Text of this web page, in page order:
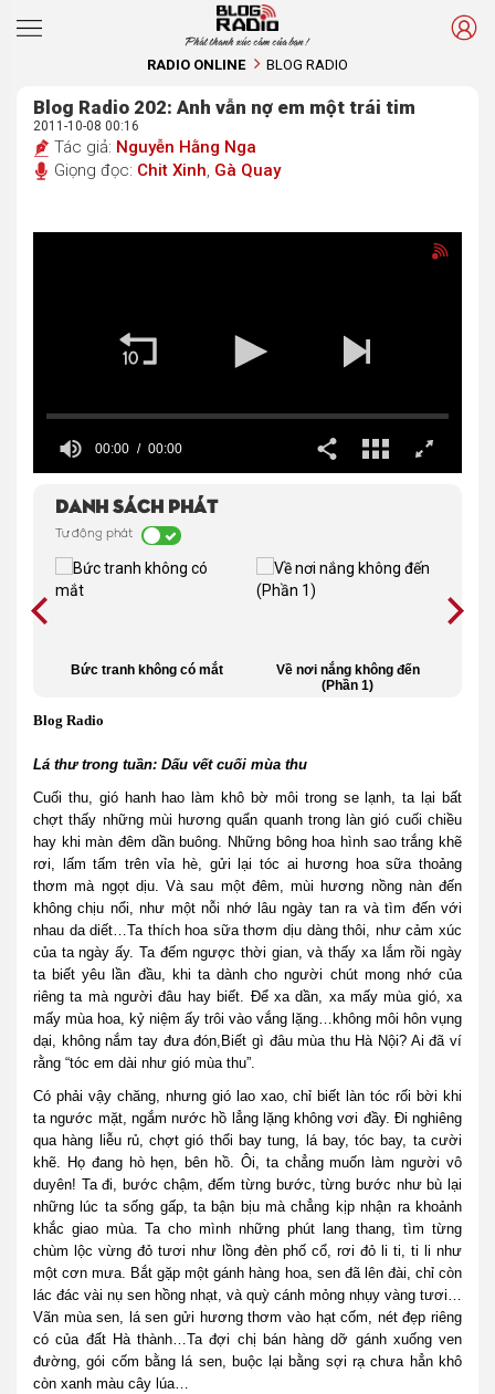
Phát thanh xúc cảm của bạn !
RADIO ONLINE BLOG RADIO
Blog Radio 202: Anh vẫn nợ em một trái tim
2011-10-08 00:16
Tác giả: Nguyễn Hằng Nga
Giọng đọc: Chit Xinh, Gà Quay
00:00 00:00
Danh sách phát
Tự động phát
Bức tranh không có mắt
Về nơi nắng không đến
(Phần 1)
Blog Radio
Lá thư trong tuần: Dấu vết cuối mùa thu
Cuối thu, gió hanh hao làm khô bờ môi trong se lạnh, ta lại bất
chợt thấy những mùi hương quẩn quanh trong làn gió cuối chiều
hay khi màn đêm dần buông. Những bông hoa hình sao trắng khẽ
rơi, lấm tấm trên vỉa hè, gửi lại tóc ai hương hoa sữa thoảng
thơm mà ngọt dịu. Và sau một đêm, mùi hương nồng nàn đến
không chịu nổi, như một nỗi nhớ lâu ngày tan ra và tìm đến với
nhau da diết…Ta thích hoa sữa thơm dịu dàng thôi, như cảm xúc
của ta ngày ấy. Ta đếm ngược thời gian, và thấy xa lắm rồi ngày
ta biết yêu lần đầu, khi ta dành cho người chút mong nhớ của
riêng ta mà người đâu hay biết. Để xa dần, xa mấy mùa gió, xa
mấy mùa hoa, kỷ niệm ấy trôi vào vắng lặng…không môi hôn vụng
dại, không nắm tay đưa đón,Biết gì đâu mùa thu Hà Nội? Ai đã ví
rằng “tóc em dài như gió mùa thu”.
Có phải vậy chăng, nhưng gió lao xao, chỉ biết làn tóc rối bời khi
ta ngước mặt, ngắm nước hồ lẳng lặng không vơi đầy. Đi nghiêng
qua hàng liễu rủ, chợt gió thổi bay tung, lá bay, tóc bay, ta cười
khẽ. Họ đang hò hẹn, bên hồ. Ôi, ta chẳng muốn làm người vô
duyên! Ta đi, bước chậm, đếm từng bước, từng bước như bù lại
những lúc ta sống gấp, ta bận bịu mà chẳng kịp nhận ra khoảnh
khắc giao mùa. Ta cho mình những phút lang thang, tìm từng
chùm lộc vừng đỏ tươi như lồng đèn phố cổ, rơi đỏ li ti, ti li như
một cơn mưa. Bắt gặp một gánh hàng hoa, sen đã lên đài, chỉ còn
lác đác vài nụ sen hồng nhạt, và quỳ cánh mỏng nhụy vàng tươi…
Vãn mùa sen, lá sen gửi hương thơm vào hạt cốm, nét đẹp riêng
có của đất Hà thành…Ta đợi chị bán hàng dỡ gánh xuống ven
đường, gói cốm bằng lá sen, buộc lại bằng sợi rạ chưa hẳn khô
còn xanh màu cây lúa…